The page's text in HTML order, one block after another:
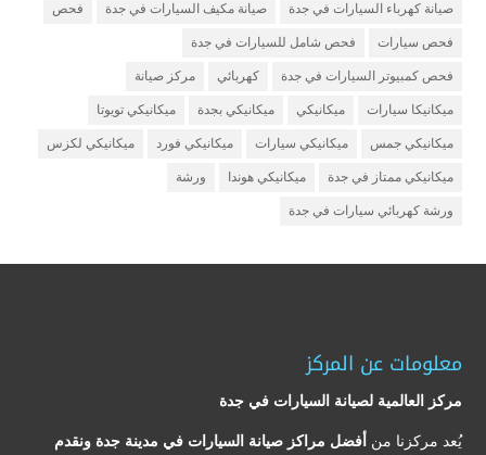
صيانة كهرباء السيارات في جدة صيانة مكيف السيارات في جدة فحص
فحص سيارات فحص شامل للسيارات في جدة
فحص كمبيوتر السيارات في جدة كهربائي مركز صيانة
ميكانيكا سيارات ميكانيكي ميكانيكي بجدة ميكانيكي تويوتا
ميكانيكي جمس ميكانيكي سيارات ميكانيكي فورد ميكانيكي لكزس
ميكانيكي ممتاز في جدة ميكانيكي هوندا ورشة
ورشة كهربائي سيارات في جدة
معلومات عن المركز
مركز العالمية لصيانة السيارات في جدة
يُعد مركزنا من أفضل مراكز صيانة السيارات في مدينة جدة ونقدم